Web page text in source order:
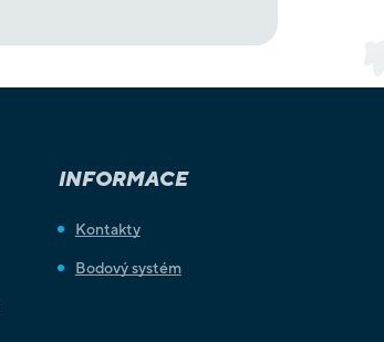
INFORMACE
Kontakty
Bodový systém